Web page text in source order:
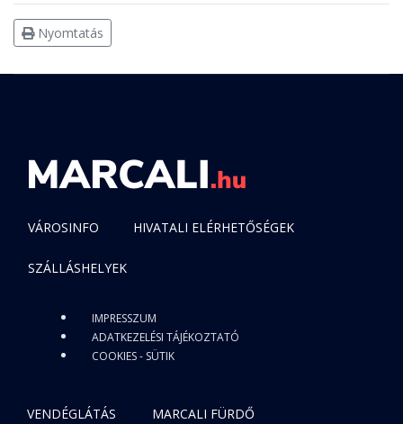
Nyomtatás
VÁROSINFO HIVATALI ELÉRHETŐSÉGEK
SZÁLLÁSHELYEK
IMPRESSZUM
ADATKEZELÉSI TÁJÉKOZTATÓ
COOKIES - SÜTIK
VENDÉGLÁTÁS MARCALI FÜRDŐ